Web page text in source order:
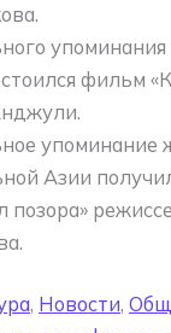
фильм
упоминание
Азии
позора»
, Новости,